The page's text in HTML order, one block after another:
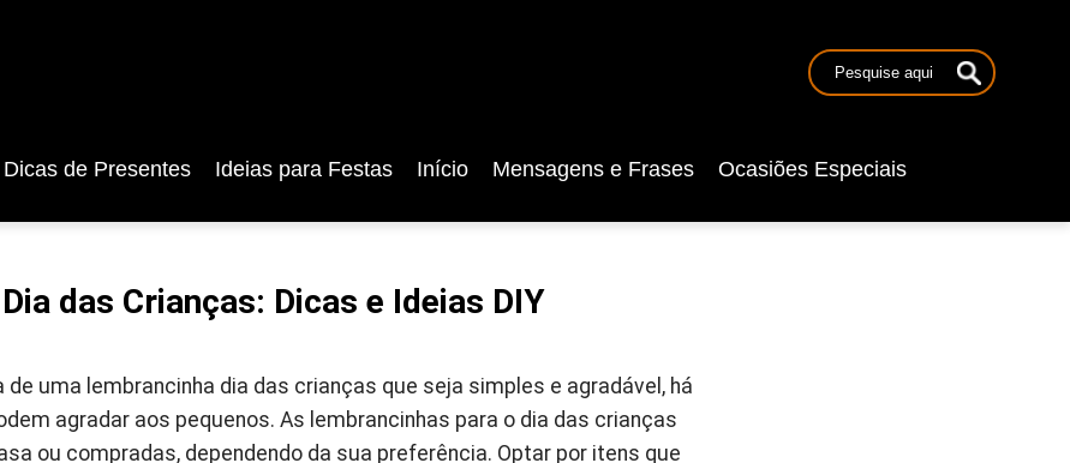
Dicas de Presentes Ideias para Festas Início Mensagens e Frases Ocasiões Especiais
das Crianças: Dicas e Ideias DIY
uma lembrancinha dia das crianças que seja simples e agradável, há
agradar aos pequenos. As lembrancinhas para o dia das crianças
ou compradas, dependendo da sua preferência. Optar por itens que